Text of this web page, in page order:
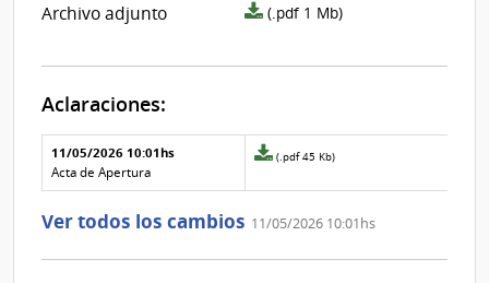
Archivo adjunto
archivo
(.pdf 1 Mb)
Aclaraciones:
Aclaraciones del llamado
Fecha y
texto de
la
Archivo
de la
11/05/2026 10:01hs
Acta de Apertura
Archivo
de
aclaración
0
(.pdf 45 Kb)
Ver todos los cambios 11/05/2026 10:01hs